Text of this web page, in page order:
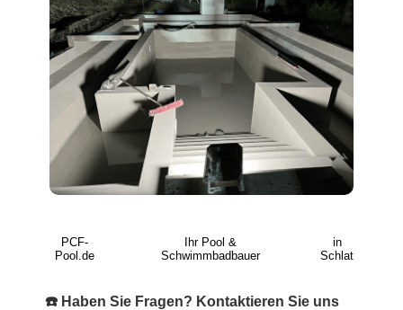
PCF-
Pool.de
Ihr Pool &
Schwimmbadbauer
in
Schlat
☎️ Haben Sie Fragen? Kontaktieren Sie uns